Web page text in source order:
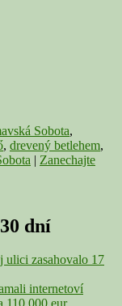
Sobota,
, drevený betlehem,
| Zanechajte
dní
zasahovalo 17
internetoví